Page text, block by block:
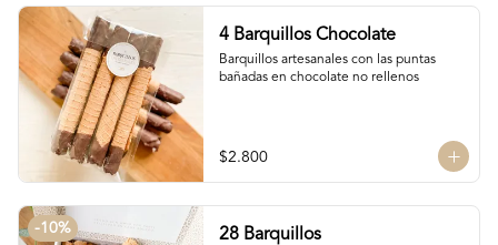
4 Barquillos Chocolate
Barquillos artesanales con las puntas
bañadas en chocolate no rellenos
$2.800
-10% 28 Barquillos